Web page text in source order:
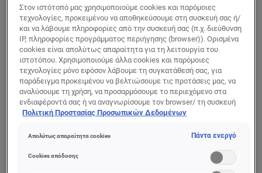
Elvive
Dream Long Heat
Slayer Σπρέι
Θερμοπροστασίας
Μαλλιών
0/5
ΠΡΟΒΟΛΉ ΠΡΟΪΌΝΤΟΣ
Elvive
Dream Long Curls
Memory
Ενυδατικό Τζελ
για Μπούκλες
0/5
ΠΡΟΒΟΛΉ ΠΡΟΪΌΝΤΟΣ
Στον ιστότοπό μας χρησιμοποιούμε cookies και παρόμοιες
τεχνολογίες, προκειμένου να αποθηκεύσουμε στη συσκευή σας ή/
και να λάβουμε πληροφορίες από την συσκευή σας (π.χ. διεύθυνση
IP, πληροφορίες προγράμματος περιήγησης (browser)). Ορισμένα
cookies είναι απολύτως απαραίτητα για τη λειτουργία του
ιστοτόπου. Χρησιμοποιούμε άλλα cookies και παρόμοιες
τεχνολογίες μόνο εφόσον λάβουμε τη συγκατάθεσή σας, για
παράδειγμα προκειμένου να βελτιώσουμε τις προτάσεις μας, να
αναλύσουμε τη χρήση, να προσαρμόσουμε το περιεχόμενο στα
ενδιαφέροντά σας ή να αναγνωρίσουμε τον browser/ τη συσκευή
σας για τη δημιουργία προφίλ με τα ενδιαφέροντά σας και να σας
διαδικτυακές προτάσεις. Μπορείτε να αποδεχθείτε cookies τα
(«Απόρριψη όλων») ή να ρυθμίσετε και να αποθηκεύσετε τις
επιλογές σας («Αποθήκευση επιλογών»). Μπορείτε επίσης, ανά
Πολιτική Προστασίας Προσωπικών Δεδομένων
Απολύτως απαραίτητα cookies Πάντα ενεργό
Cookies απόδοσης